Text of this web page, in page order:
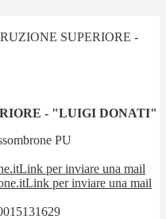
SUPERIORE -
- "LUIGI DONATI"
PU
Link per inviare una mail
Link per inviare una mail